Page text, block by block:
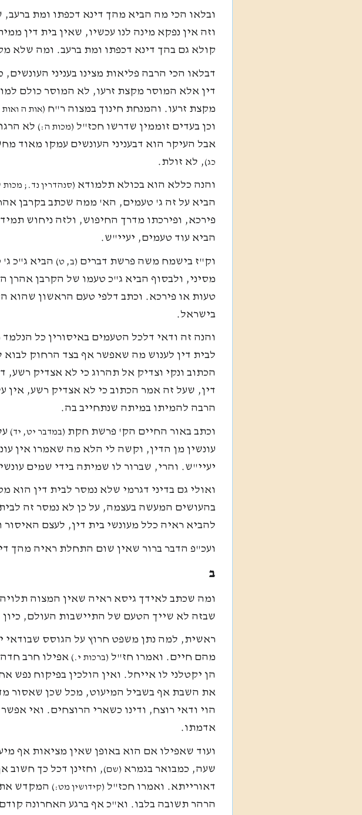
ובלאו הכי מה הביא מהך דינא דכפתו ומת
וזה אין נפקא מינה לנו עכשיו, שאין בית דין
קולא גם בהך דינא דכפתו ומת ברעב. ומה שלא
דבלאו הכי הרבה פליאות מצינו בעניני
דין אלא המוסר מקצת זרעו, לא המוסר כולם
מקצת זרעו. והמנחת חינוך במצוה ר"ח (אות ה ואות
וכן בעדים זוממין שדרשו חכז"ל (מכות ה:) לא
אבל העיקר הוא דבעניני העונשים עמקו מאוד
כג), לא זולת.
והנה כללא הוא בכולא תלמודא (סנהדרין נד.;
הביא על זה ג' טעמים, הא' ממה שכתב בקרבן
פירכא, ופירכתו מדרך החיפוש, ולזה ניחוש
הביא עוד טעמים, יעיי"ש.
וק"ז בישמח משה פרשת דברים (ב, ט) הביא ג"כ
מסיני, ולבסוף הביא ג"כ טעמו של הקרבן
טעות או פירכא. וכתב דלפי טעם הראשון שהוא
בישראל.
והנה זה ודאי דלכל הטעמים באיסורין כל
לבית דין לענוש מה שאפשר אף בצד הרחוק
הכתוב ונקי וצדיק אל תהרוג כי לא אצדיק רשע,
דין, שעל זה אמר הכתוב כי לא אצדיק רשע, אין
הרבה להמיתו במיתה שנתחייב בה.
וכתב באור החיים הק' פרשת חקת (במדבר יט, יד)
עונשין מן הדין, וקשה לי הלא מה שאמרו אין
יעיי"ש. והרי, שברור לו שמיתה בידי שמים
ואולי גם בדיני דגרמי שלא נמסר לבית דין הוא
בהעושים המעשה בעצמה, על כן לא נמסר זה
להביא ראיה כלל מעונשי בית דין, לעצם
ועכ"פ הדבר ברור שאין שום התחלת ראיה מהך
ב
ומה שכתב לאידך גיסא ראיה שאין המצוה
שבזה לא שייך הטעם של התיישבות העולם,
ראשית, למה נתן משפט חרוץ על הגוסס שבודאי
מהם חיים. ואמרו חז"ל (ברכות י.) אפילו חרב
הן יקטלני לו אייחל. ואין הולכין בפיקוח נפש
את השבת אף בשביל המיעוט, מכל שכן שאסור
הוי ודאי רוצח, ודינו כשארי הרוצחים. ואי
אדמתו.
ועוד שאפילו אם הוא באופן שאין מציאות אף
שעה, כמבואר בגמרא (שם), וחזינן דכל כך חשוב
דאורייתא. ואמרו חכז"ל (קידושין מט:) המקדש את
הרהר תשובה בלבו. וא"כ אף ברגע האחרונה